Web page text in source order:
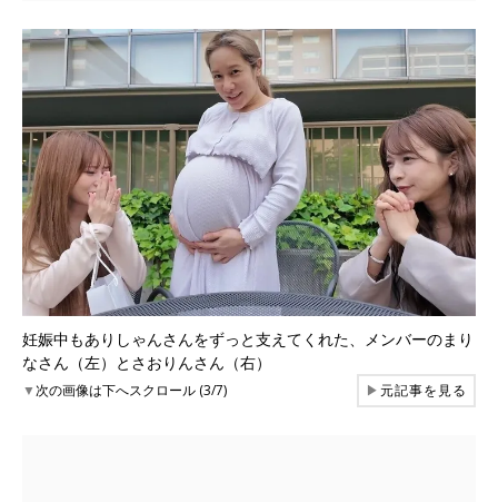
妊娠中もありしゃんさんをずっと支えてくれた、メンバーのまり
なさん（左）とさおりんさん（右）
▼次の画像は下へスクロール (3/7) ▶元記事を見る